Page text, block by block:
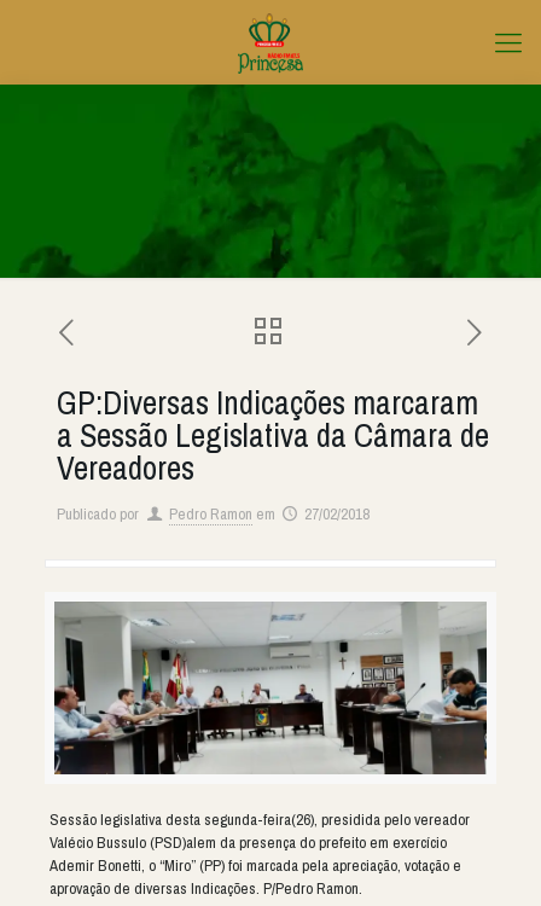
GP:Diversas Indicações marcaram
a Sessão Legislativa da Câmara de
Vereadores
Publicado por Pedro Ramon em 27/02/2018
Sessão legislativa desta segunda-feira(26), presidida pelo vereador
Valécio Bussulo (PSD)alem da presença do prefeito em exercício
Ademir Bonetti, o “Miro” (PP) foi marcada pela apreciação, votação e
aprovação de diversas Indicações. P/Pedro Ramon.